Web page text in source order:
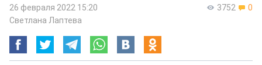
3752 0
26 февраля 2022 15:20
Светлана Лаптева